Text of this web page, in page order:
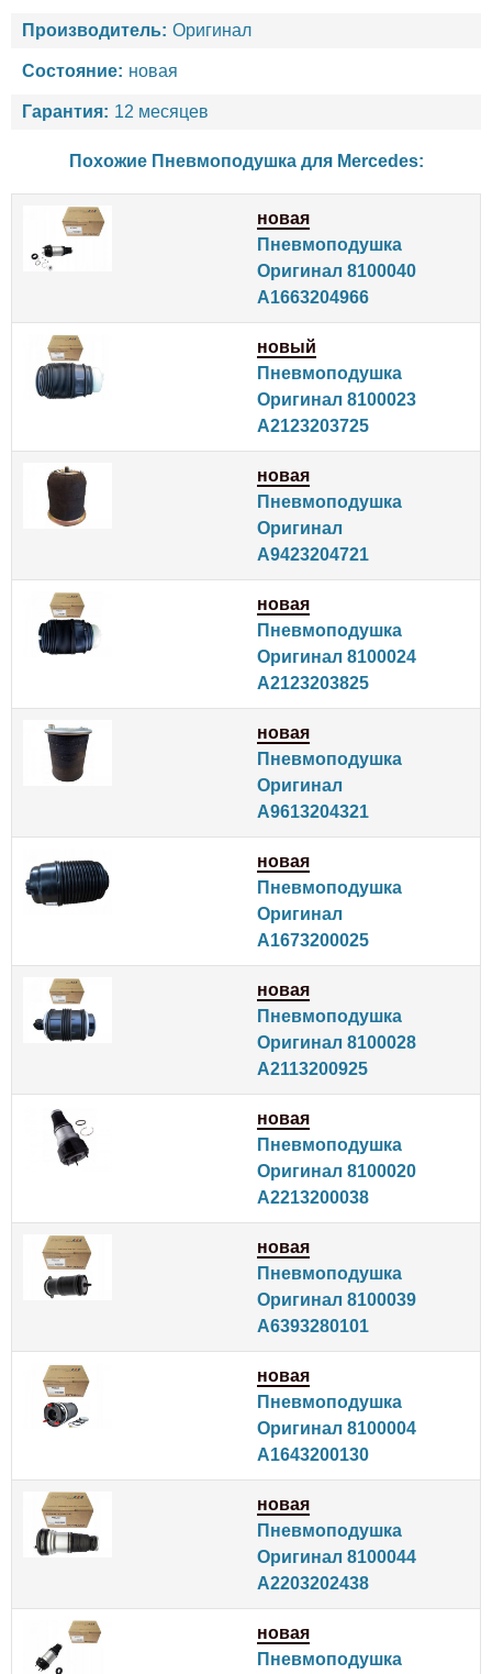
Производитель: Оригинал
Состояние: новая
Гарантия: 12 месяцев
Похожие Пневмоподушка для Mercedes:
новая
Пневмоподушка
Оригинал 8100040
A1663204966
новый
Пневмоподушка
Оригинал 8100023
A2123203725
новая
Пневмоподушка
Оригинал
A9423204721
новая
Пневмоподушка
Оригинал 8100024
A2123203825
новая
Пневмоподушка
Оригинал
A9613204321
новая
Пневмоподушка
Оригинал
A1673200025
новая
Пневмоподушка
Оригинал 8100028
A2113200925
новая
Пневмоподушка
Оригинал 8100020
A2213200038
новая
Пневмоподушка
Оригинал 8100039
A6393280101
новая
Пневмоподушка
Оригинал 8100004
A1643200130
новая
Пневмоподушка
Оригинал 8100044
A2203202438
новая
Пневмоподушка